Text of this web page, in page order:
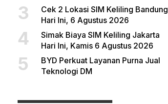
3
Cek 2 Lokasi SIM Keliling Bandung
Hari Ini, 6 Agustus 2026
4
Simak Biaya SIM Keliling Jakarta
Hari Ini, Kamis 6 Agustus 2026
5
BYD Perkuat Layanan Purna Jual
Teknologi DM